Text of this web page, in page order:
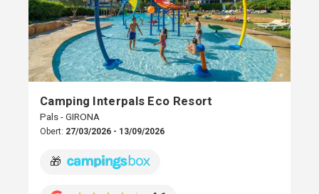
Camping Interpals Eco Resort
Pals - GIRONA
Obert: 27/03/2026 - 13/09/2026
🎁